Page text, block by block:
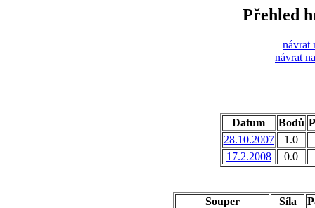
Přehled
návrat
návrat
Datum Bodů
28.10.2007
1.0
17.2.2008
0.0
Souper Síla